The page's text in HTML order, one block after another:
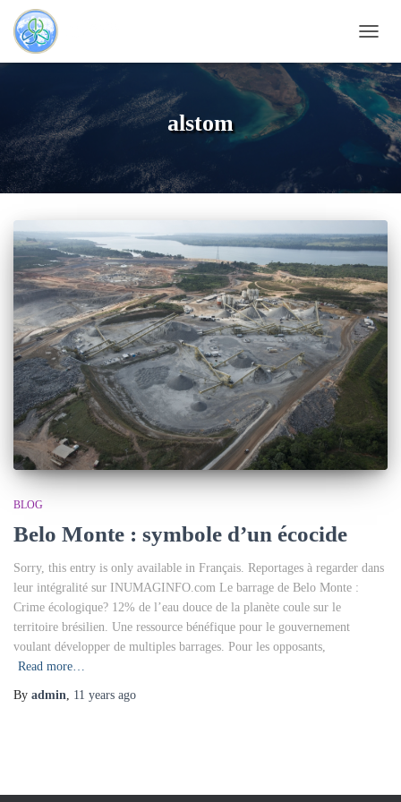
alstom
BLOG
Belo Monte : symbole d’un écocide
Sorry, this entry is only available in Français. Reportages à regarder dans
leur intégralité sur INUMAGINFO.com Le barrage de Belo Monte :
Crime écologique? 12% de l’eau douce de la planète coule sur le
territoire brésilien. Une ressource bénéfique pour le gouvernement
voulant développer de multiples barrages. Pour les opposants,
Read more…
By admin 11 years ago